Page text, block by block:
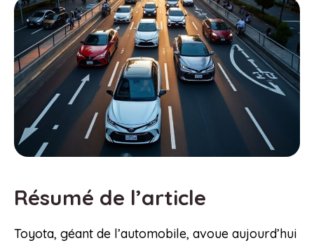
Résumé de l’article
Toyota, géant de l’automobile, avoue aujourd’hui